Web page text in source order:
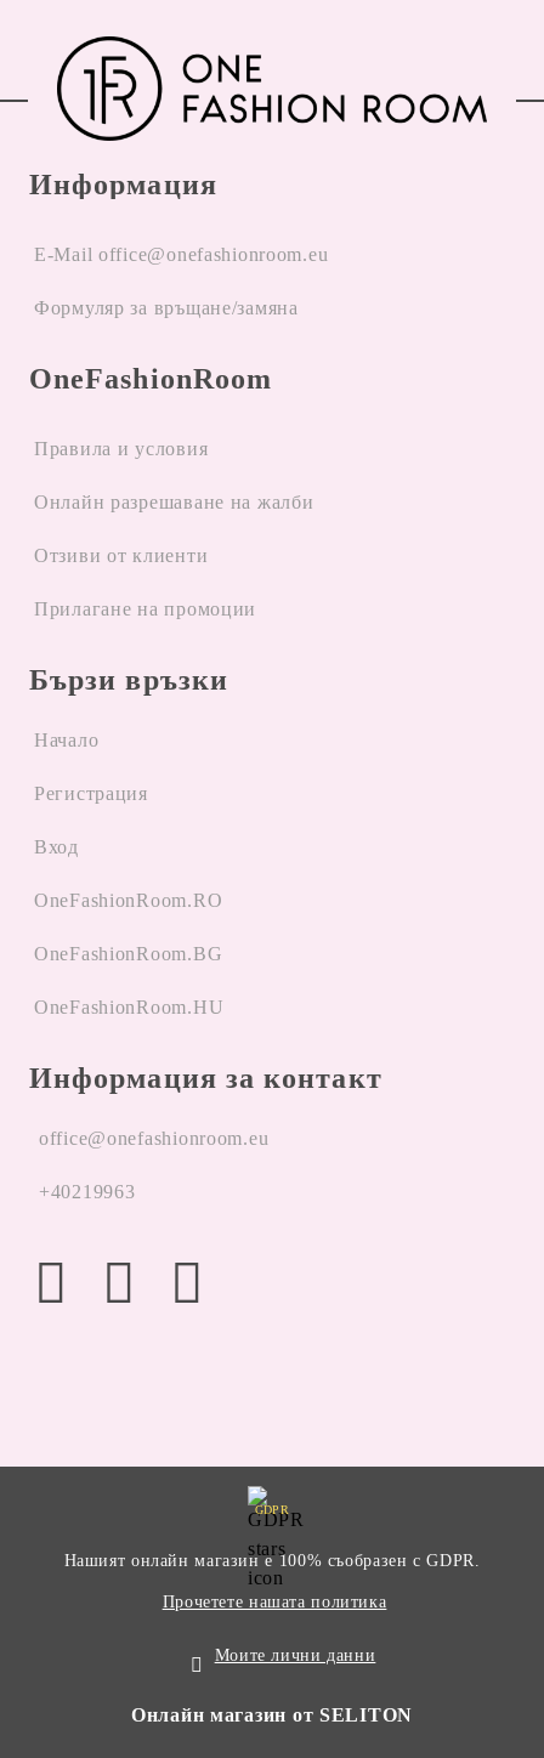
Информация
E-Mail office@onefashionroom.eu
Формуляр за връщане/замяна
OneFashionRoom
Правила и условия
Oнлайн разрешаване на жалби
Отзиви от клиенти
Прилагане на промоции
Бързи връзки
Начало
Регистрация
Вход
OneFashionRoom.RO
OneFashionRoom.BG
OneFashionRoom.HU
Информация за контакт
office@onefashionroom.eu
+40219963
GDPR
Нашият онлайн магазин е 100% съобразен с GDPR.
Прочетете нашата политика
Моите лични данни
Онлайн магазин от SELITON